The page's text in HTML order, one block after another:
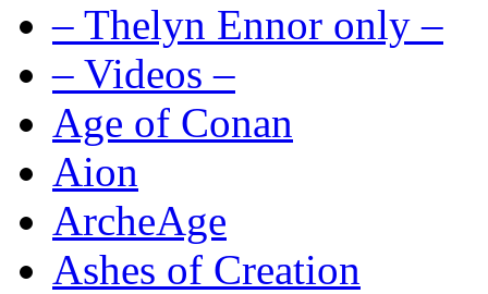
– Thelyn Ennor only –
– Videos –
Age of Conan
Aion
ArcheAge
Ashes of Creation